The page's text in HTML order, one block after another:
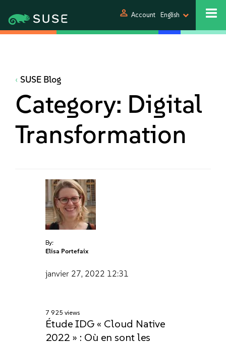
person Account English
SUSE Blog
Category: Digital
Transformation
By:
Elisa Portefaix
janvier 27, 2022 12:31
7 925 views
Étude IDG « Cloud Native
2022 » : Où en sont les